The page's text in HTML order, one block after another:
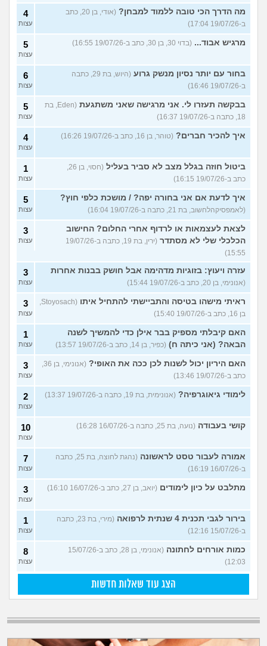
מה הדרך הכי טובה ללמוד למבחן?
(אודי, בן 20, כתב
ב-19/07/26 17:04)
4
עצות
מרגיש אבוד... (בדוי 30, בן 30, כתב ב-19/07/26 16:55) 5
עצות
בחור עם יותר נסיון מנשק גרוע
(היוש, בת 29, כתבה
ב-19/07/26 16:46)
6
עצות
בבקשה תעזרו לי. אני מרגישה שאני משתגעת
(Eden, בת
18, כתבה ב-19/07/26 16:37)
5
עצות
איך להכיר חברים? (טוהר, בן 16, כתב ב-19/07/26 16:26) 4
עצות
ביטול חוזה בגלל מצב לא סביר בעליל
(חסוי, בן 26,
כתב ב-19/07/26 16:15)
1
עצות
איך לדעת אם אני בחורה יפה? / מושכת כלפי חוץ?
(לאמפסיקהלחשוב, בת 21, כתבה ב-19/07/26 16:04)
5
עצות
לצאת לעצמאות או לרדוף אחרי החלום? החישוב
הכלכלי שלי לא מסתדר
(ירין, בת 19, כתבה ב-19/07/26
15:55)
3
עצות
עזרה ויעוץ: בזוגיות מדהימה אבל חושק בבנות אחרות
(אנונימי, בן 20, כתב ב-19/07/26 15:44)
3
עצות
ראיתי מישהו בטיסה והתביישתי להתחיל איתו
(Stoyosach,
בן 16, כתב ב-19/07/26 15:40)
3
עצות
האם קיבלתי מספיק בבר אילן כדי להמשיך לשנה
הבאה? (אני כיתה ח) (כפיר, בן 14, כתב ב-19/07/26 13:57)
1
עצות
האם היריון יכול לשנות לכן ככה את האופי?
(אנונימי, בן 36,
כתב ב-19/07/26 13:46)
3
עצות
לימודי גיאוגרפיה? (אנונימית, בת 19, כתבה ב-19/07/26 13:37) 2
עצות
קושי בעבודה (נועה, בת 25, כתבה ב-16/07/26 16:28) 10
עצות
אמורה לעבור טסט לראשונה
(נהגת לחוצה, בת 25, כתבה
ב-16/07/26 16:19)
7
עצות
מתלבט על כיון לימודים (יואב, בן 27, כתב ב-16/07/26 16:10) 3
עצות
בירור לגבי תכנית 4 שנתית לרפואה
(מירי, בת 23, כתבה
ב-15/07/26 12:16)
1
עצות
כמות אורחים לחתונה
(אנונימי, בן 28, כתב ב-15/07/26
12:03)
8
עצות
הצג עוד שאלות חדשות